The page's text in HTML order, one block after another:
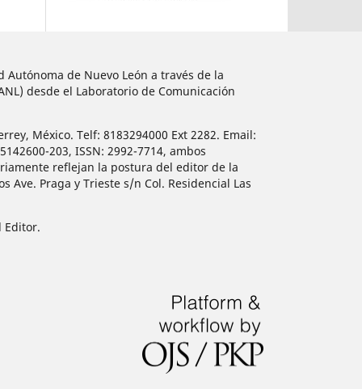
de Nuevo León a través de la
desde el Laboratorio de Comunicación
México. Telf: 8183294000 Ext 2282. Email:
203, ISSN: 2992-7714, ambos
reflejan la postura del editor de la
Ave. Praga y Trieste s/n Col. Residencial Las
Editor.